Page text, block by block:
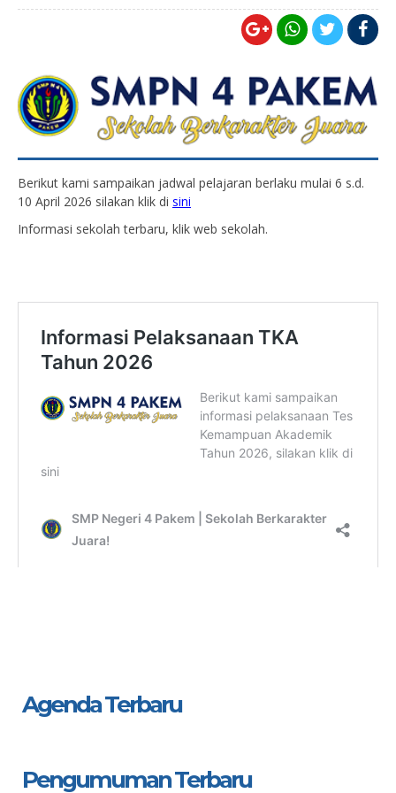
Berikut kami sampaikan jadwal pelajaran berlaku mulai 6 s.d.
10 April 2026 silakan klik di sini
Informasi sekolah terbaru, klik web sekolah.
Agenda Terbaru
Pengumuman Terbaru